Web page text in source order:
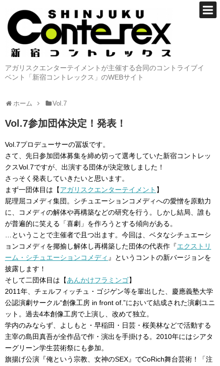
アガリスクエンターテイメントが主催する合同のコントライブイ
ベント「新宿コントレックス」のWEBサイト
ホーム Vol.7
Vol.7参加団体決定！発表！
Vol.7プロデューサーの冨坂です。
さて、先日参加団体募集を締め切って選考していた新宿コントレッ
クスVol.7ですが、出演する団体が決定致しました！
さっそく発表していきたいと思います。
まず一団体目は【アガリスクエンターテイメント 】
屁理屈コメディ集団。シチュエーションコメディへの愛憎を原動力
に、コメディの解体や再構築などの研究を行う。しかし結局、誰も
が普遍的に笑える「喜劇」を作ろうとする傾向がある。
…ということで主催者で且つ出ます。今回は、ベタなシチュエーシ
ョンコメディを揶揄し解体し再構築した団体の代表作『エクストリ
ーム・シチュエーションコメディ 』というコントの新バージョンを
披露します！
そして二団体目は【あんかけフラミンゴ】
2011年、チェルフィッチュ・ゴジゲン等を輩出した、慶應義塾大学
公認演劇サークル“創像工房 in front of.”において結成された演劇ユニ
ット。過去4本創像工房で上演し、改めて独立。
学内のみならず、よしもと・早稲田・日芸・桜美林などで活動する
主宰の島田真吾が全作品で作・演出を手掛ける。2010年にはシアタ
ーグリーン学生芸術祭にも参加。
旗揚げ公演『俺という宗教、女神のSEX』でCoRich舞台芸術！「注